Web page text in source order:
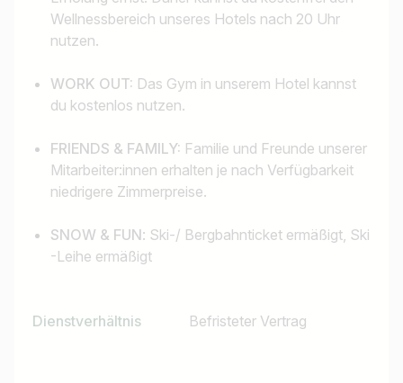
Wellnessbereich unseres Hotels nach 20 Uhr
nutzen.
WORK OUT: Das Gym in unserem Hotel kannst
du kostenlos nutzen.
FRIENDS & FAMILY: Familie und Freunde unserer
Mitarbeiter:innen erhalten je nach Verfügbarkeit
niedrigere Zimmerpreise.
SNOW & FUN: Ski-/ Bergbahnticket ermäßigt, Ski
-Leihe ermäßigt
Dienstverhältnis Befristeter Vertrag